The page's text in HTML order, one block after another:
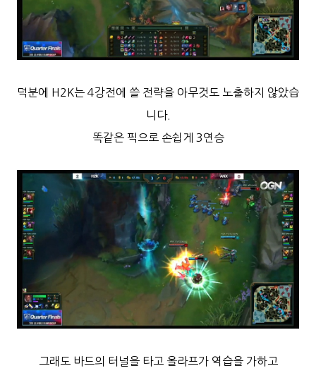
덕분에 H2K는 4강전에 쓸 전략을 아무것도 노출하지 않았습
니다.
똑같은 픽으로 손쉽게 3연승
그래도 바드의 터널을 타고 올라프가 역습을 가하고